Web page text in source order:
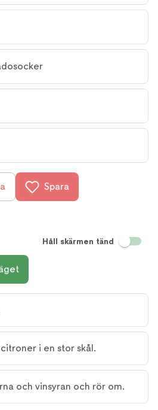
Spara
Håll skärmen tänd
i en stor skål.
och vinsyran och rör om.